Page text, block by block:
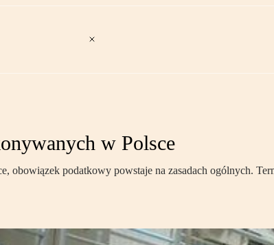
w Polsce
podatkowy powstaje na zasadach ogólnych.